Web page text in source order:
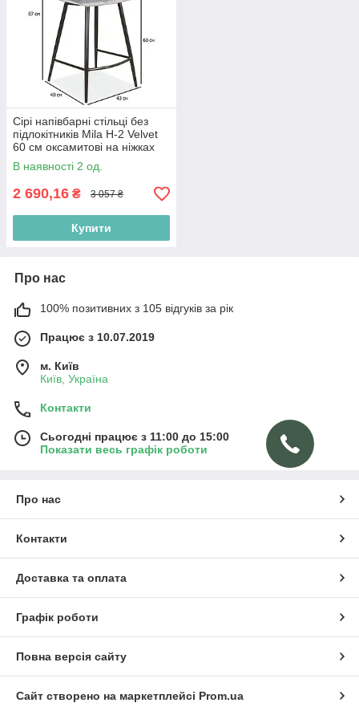
Сірі напівбарні стільці без
підлокітників Mila H-2 Velvet
60 см оксамитові на ніжках
для кухні
В наявності 2 од.
2 690,16 ₴ 3 057 ₴
Купити
Про нас
100% позитивних з 105 відгуків за рік
Працює з 10.07.2019
м. Київ
Київ, Україна
Контакти
Сьогодні працює з 11:00 до 15:00
Показати весь графік роботи
Про нас
Контакти
Доставка та оплата
Графік роботи
Повна версія сайту
Сайт створено на маркетплейсі Prom.ua